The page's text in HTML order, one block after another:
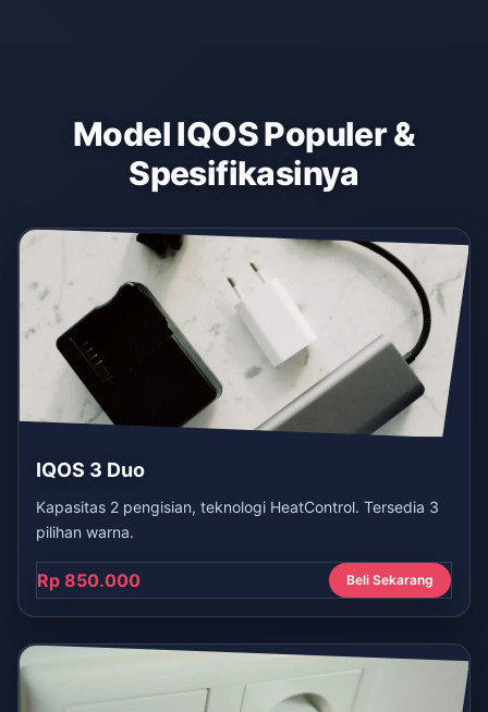
Model IQOS Populer &
Spesifikasinya
IQOS 3 Duo
Kapasitas 2 pengisian, teknologi HeatControl. Tersedia 3
pilihan warna.
Rp 850.000 Beli Sekarang